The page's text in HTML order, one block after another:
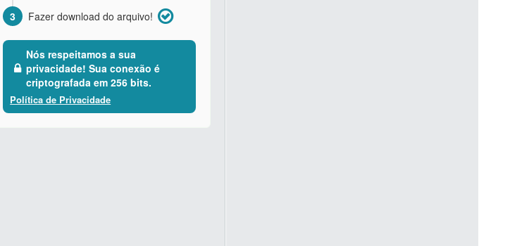
3
Fazer download do arquivo!
Nós respeitamos a sua
privacidade! Sua conexão é
criptografada em 256 bits.
Política de Privacidade